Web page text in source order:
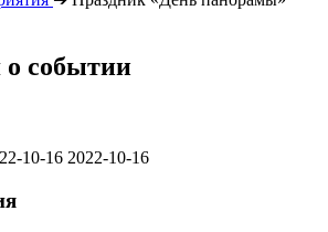
событии
10-16 2022-10-16